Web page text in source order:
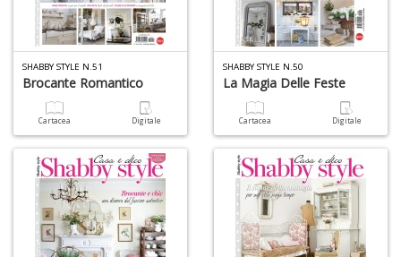
SHABBY STYLE N.51
Brocante Romantico
Cartacea Digitale
SHABBY STYLE N.50
La Magia Delle Feste
Cartacea Digitale